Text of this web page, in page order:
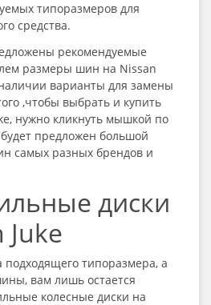
типоразмеров для
средства.
рекомендуемые
размеры шин на Nissan
наличии варианты для замены
,чтобы выбрать и купить
нужно кликнуть мышкой по
предложен большой
самых разных брендов и
диски
Juke
подходящего типоразмера, а
вам лишь остается
колесные диски на